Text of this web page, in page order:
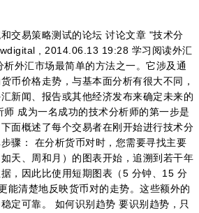
交易策略测试的论坛 讨论文章 "技术分
, 2014.06.13 19:28 学习阅读外汇
外汇市场最简单的方法之一。它涉及通
币价格走势，与基本面分析有很大不同，
新闻、报告或其他经济发布来确定未来的
成为一名成功的技术分析师的第一步是
面概述了每个交易者在刚开始进行技术分
骤： 在分析货币对时，您需要寻找主要
天、周和月）的图表开始，追溯到若干年
，因此比使用短期图表（5 分钟、15 分
能清楚地反映货币对的走势。这些额外的
定可靠。 如何识别趋势 要识别趋势，只